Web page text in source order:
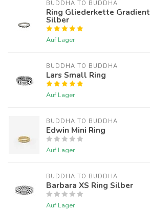
BUDDHA TO BUDDHA
Ring Gliederkette Gradient
Silber
Auf Lager
BUDDHA TO BUDDHA
Lars Small Ring
Auf Lager
BUDDHA TO BUDDHA
Edwin Mini Ring
Auf Lager
BUDDHA TO BUDDHA
Barbara XS Ring Silber
Auf Lager